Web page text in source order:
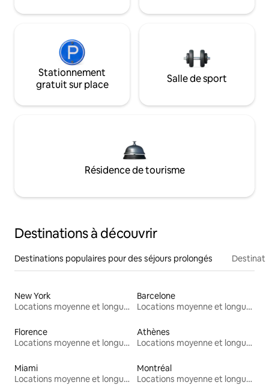
Stationnement
gratuit sur place
Salle de sport
Résidence de tourisme
Destinations à découvrir
Destinations populaires pour des séjours prolongés
New York
Locations moyenne et longue durée
Barcelone
Locations moyenne et longue durée
Florence
Locations moyenne et longue durée
Athènes
Locations moyenne et longue durée
Miami
Locations moyenne et longue durée
Montréal
Locations moyenne et longue durée